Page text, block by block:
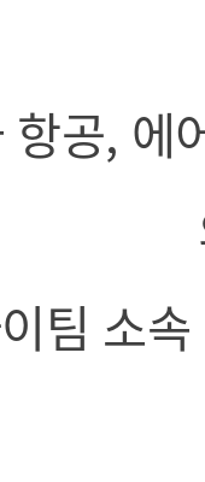
항공, 에
팀 소